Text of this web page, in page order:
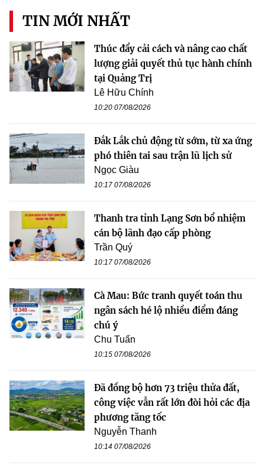
TIN MỚI NHẤT
Thúc đẩy cải cách và nâng cao chất
lượng giải quyết thủ tục hành chính
tại Quảng Trị
Lê Hữu Chính
10:20 07/08/2026
Đắk Lắk chủ động từ sớm, từ xa ứng
phó thiên tai sau trận lũ lịch sử
Ngọc Giàu
10:17 07/08/2026
Thanh tra tỉnh Lạng Sơn bổ nhiệm
cán bộ lãnh đạo cấp phòng
Trần Quý
10:17 07/08/2026
Cà Mau: Bức tranh quyết toán thu
ngân sách hé lộ nhiều điểm đáng
chú ý
Chu Tuấn
10:15 07/08/2026
Đã đồng bộ hơn 73 triệu thửa đất,
công việc vẫn rất lớn đòi hỏi các địa
phương tăng tốc
Nguyễn Thanh
10:14 07/08/2026